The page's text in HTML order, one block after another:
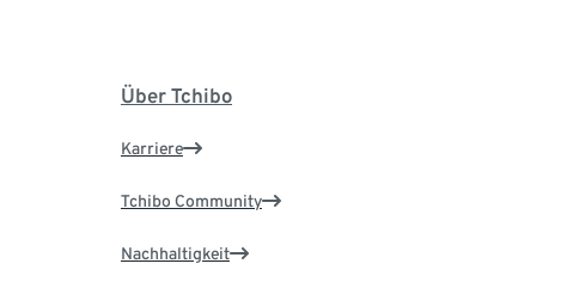
Über Tchibo
Karriere
Tchibo Community
Nachhaltigkeit